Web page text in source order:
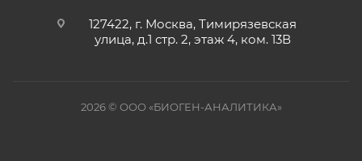
127422, г. Москва, Тимирязевская
улица, д.1 стр. 2, этаж 4, ком. 13В
2026 © ООО «БИОГЕН-АНАЛИТИКА»